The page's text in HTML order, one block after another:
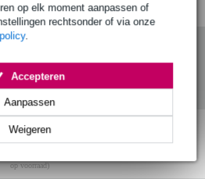
op elk moment aanpassen of
rechtsonder of via onze
.
Weigeren
Aanpassen
Accepteren
op voorraad)